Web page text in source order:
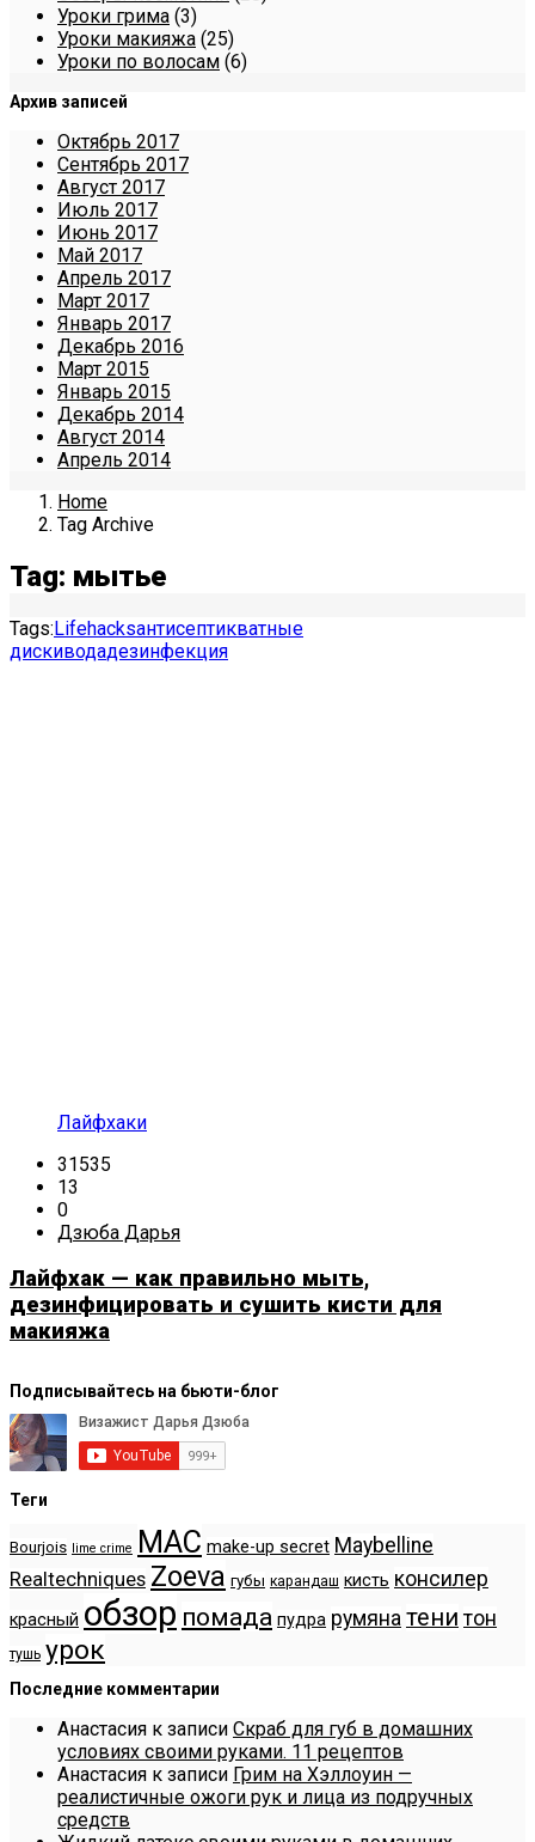
Уроки грима (3)
Уроки макияжа (25)
Уроки по волосам (6)
Архив записей
Октябрь 2017
Сентябрь 2017
Август 2017
Июль 2017
Июнь 2017
Май 2017
Апрель 2017
Март 2017
Январь 2017
Декабрь 2016
Март 2015
Январь 2015
Декабрь 2014
Август 2014
Апрель 2014
Home
Tag Archive
Tag: мытье
Tags:Lifehacksантисептикватные
дискиводадезинфекция
Лайфхаки
31535
13
0
Дзюба Дарья
Лайфхак — как правильно мыть,
дезинфицировать и сушить кисти для
макияжа
Подписывайтесь на бьюти-блог
Теги
Bourjois lime crime MAC make-up secret Maybelline
Realtechniques Zoeva губы карандаш кисть консилер
красный обзор помада пудра румяна тени тон
тушь урок
Последние комментарии
Анастасия к записи Скраб для губ в домашних
условиях своими руками. 11 рецептов
Анастасия к записи Грим на Хэллоуин —
реалистичные ожоги рук и лица из подручных
средств